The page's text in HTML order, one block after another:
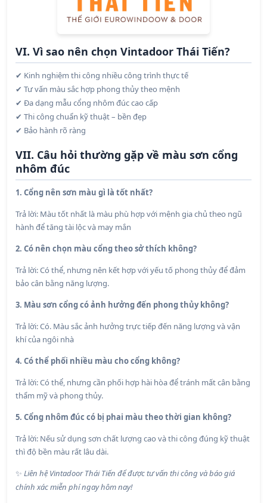
VI. Vì sao nên chọn Vintadoor Thái Tiến?
✔ Kinh nghiệm thi công nhiều công trình thực tế
✔ Tưvấn màu sắc hợp phong thủy theo mệnh
✔ Đa dạng mẫu cổng nhôm đúc cao cấp
✔ Thi công chuẩn kỹ thuật – bền đẹp
✔ Bảo hành rõ ràng
VII. Câu hỏi thường gặp về màu sơn cổng
nhôm đúc
1. Cổng nên sơn màu gì là tốt nhất?
Trả lời: Màu tốt nhất là màu phù hợp với mệnh gia chủ theo ngũ
hành để tăng tài lộc và may mắn
2. Có nên chọn màu cổng theo sở thích không?
Trả lời: Có thể, nhưng nên kết hợp với yếu tố phong thủy để đảm
bảo cân bằng năng lượng.
3. Màu sơn cổng có ảnh hưởng đến phong thủy không?
Trả lời: Có. Màu sắc ảnh hưởng trực tiếp đến năng lượng và vận
khí của ngôi nhà
4. Có thể phối nhiều màu cho cổng không?
Trả lời: Có thể, nhưng cần phối hợp hài hòa để tránh mất cân bằng
thẩm mỹ và phong thủy.
5. Cổng nhôm đúc có bị phai màu theo thời gian không?
Trả lời: Nếu sử dụng sơn chất lượng cao và thi công đúng kỹ thuật
thì độ bền màu rất lâu dài.
✨ Liên hệ Vintadoor Thái Tiến để được tư vấn thi công và báo giá
chính xác miễn phí ngay hôm nay!